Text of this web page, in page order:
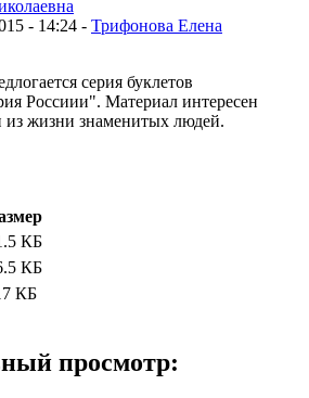
- 14:24 - Трифонова Елена
серия буклетов
Россиии". Материал интересен
из жизни знаменитых людей.
КБ
КБ
КБ
просмотр: